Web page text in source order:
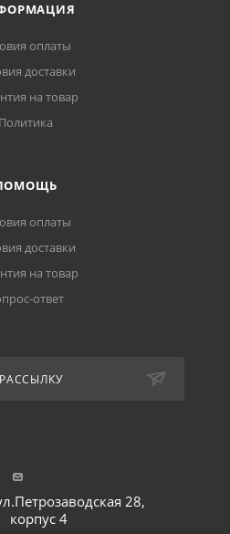
оплаты
доставки
на товар
Политика
оплаты
доставки
на товар
ответ
28,
корпус 4